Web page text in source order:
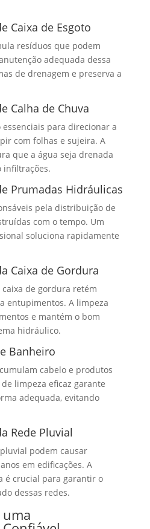
Caixa de Esgoto
resíduos que podem
adequada dessa
de drenagem e preserva a
Calha de Chuva
essenciais para direcionar a
com folhas e sujeira. A
que a água seja drenada
infiltrações.
Prumadas Hidráulicas
pela distribuição de
com o tempo. Um
soluciona rapidamente
Caixa de Gordura
caixa de gordura retém
entupimentos. A limpeza
e mantém o bom
hidráulico.
Banheiro
cabelo e produtos
limpeza eficaz garante
adequada, evitando
Rede Pluvial
podem causar
em edificações. A
é crucial para garantir o
dessas redes.
uma